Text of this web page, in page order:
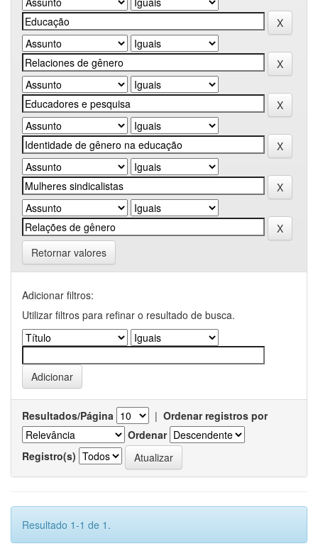
Retornar valores
Adicionar filtros:
Utilizar filtros para refinar o resultado de busca.
Resultados/Página | Ordenar registros por
Ordenar
Registro(s)
Resultado 1-1 de 1.